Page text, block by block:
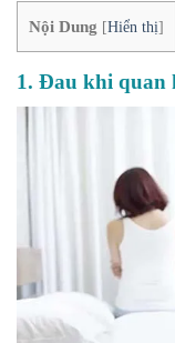
Nội Dung [Hiển thị]
1. Đau khi quan